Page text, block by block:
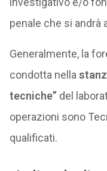
penale che si andrà
Generalmente, la
condotta nella
tecniche” del
operazioni sono
qualificati.